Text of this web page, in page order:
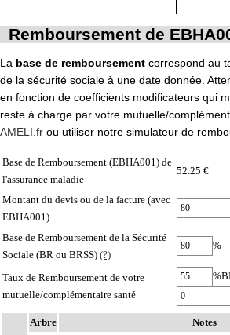
Remboursement de
La base de remboursement correspond au
de la sécurité sociale à une date donnée.
en fonction de coefficients modificateurs qui
reste à charge par votre mutuelle/
AMELI.fr ou utiliser notre simulateur de
Base de Remboursement (EBHA001) de
l'assurance maladie
52.25 €
Montant du devis ou de la facture (avec
EBHA001)
Base de Remboursement de la Sécurité
Sociale (BR ou BRSS) (?)
%
Taux de Remboursement de votre
mutuelle/complémentaire santé
Arbre Notes